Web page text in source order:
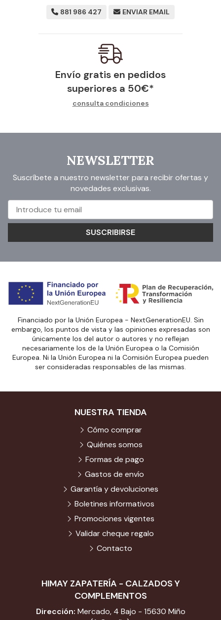
881 986 427 ENVIAR EMAIL
Envío gratis en pedidos
superiores a 50€*
consulta condiciones
NEWSLETTER
Suscríbete a nuestro newsletter para recibir ofertas y
novedades exclusivas.
SUSCRIBIRSE
Financiado por la Unión Europea - NextGenerationEU. Sin
embargo, los puntos de vista y las opiniones expresadas son
únicamente los del autor o autores y no reflejan
necesariamente los de la Unión Europea o la Comisión
Europea. Ni la Unión Europea ni la Comisión Europea pueden
ser consideradas responsables de las mismas.
HIMAY ZAPATERÍA - CALZADOS Y
COMPLEMENTOS
Dirección: Mercado, 4 Bajo - 15630 Miño
NUESTRA TIENDA
Cómo comprar
Quiénes somos
Formas de pago
Gastos de envío
Garantía y devoluciones
Boletines informativos
Promociones vigentes
Validar cheque regalo
Contacto